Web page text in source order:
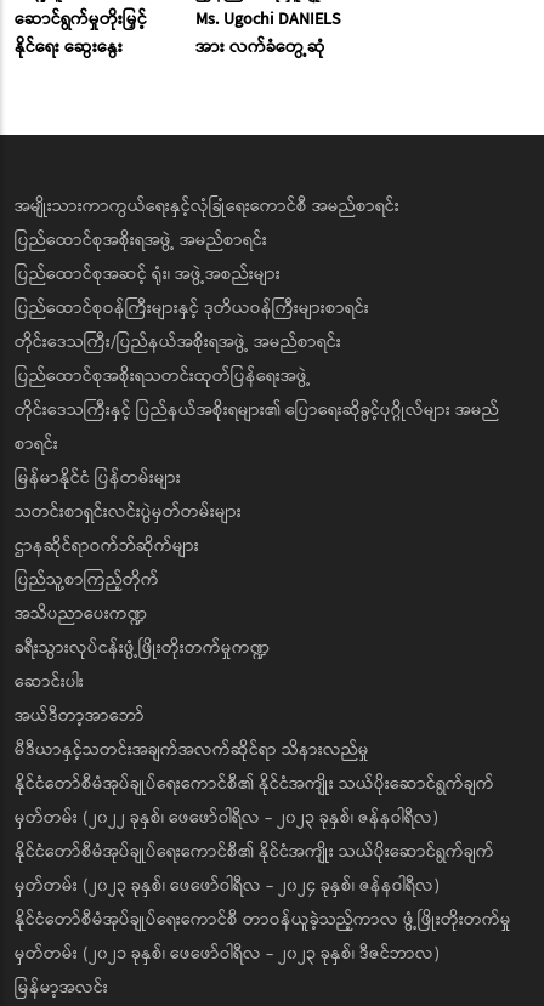
ဆောင်ရွက်မှုတိုးမြှင့်
နိုင်ရေး ဆွေးနွေး
Ms. Ugochi DANIELS
အား လက်ခံတွေ့ဆုံ
အမျိုးသားကာကွယ်ရေးနှင့်လုံခြုံရေးကောင်စီ အမည်စာရင်း
ပြည်ထောင်စုအစိုးရအဖွဲ့ အမည်စာရင်း
ပြည်ထောင်စုအဆင့် ရုံး၊ အဖွဲ့အစည်းများ
ပြည်ထောင်စုဝန်ကြီးများနှင့် ဒုတိယဝန်ကြီးများစာရင်း
တိုင်းဒေသကြီး/ပြည်နယ်အစိုးရအဖွဲ့ အမည်စာရင်း
ပြည်ထောင်စုအစိုးရသတင်းထုတ်ပြန်ရေးအဖွဲ့
တိုင်းဒေသကြီးနှင့် ပြည်နယ်အစိုးရများ၏ ပြောရေးဆိုခွင့်ပုဂ္ဂိုလ်များ အမည်
စာရင်း
မြန်မာနိုင်ငံ ပြန်တမ်းများ
သတင်းစာရှင်းလင်းပွဲမှတ်တမ်းများ
ဌာနဆိုင်ရာဝက်ဘ်ဆိုက်များ
ပြည်သူ့စာကြည့်တိုက်
အသိပညာပေးကဏ္ဍ
ခရီးသွားလုပ်ငန်းဖွံ့ဖြိုးတိုးတက်မှုကဏ္ဍ
ဆောင်းပါး
အယ်ဒီတာ့အာဘော်
မီဒီယာနှင့်သတင်းအချက်အလက်ဆိုင်ရာ သိနားလည်မှု
နိုင်ငံတော်စီမံအုပ်ချုပ်ရေးကောင်စီ၏ နိုင်ငံအကျိုး သယ်ပိုးဆောင်ရွက်ချက်
မှတ်တမ်း (၂၀၂၂ ခုနှစ်၊ ဖေဖော်ဝါရီလ - ၂၀၂၃ ခုနှစ်၊ ဇန်နဝါရီလ)
နိုင်ငံတော်စီမံအုပ်ချုပ်ရေးကောင်စီ၏ နိုင်ငံအကျိုး သယ်ပိုးဆောင်ရွက်ချက်
မှတ်တမ်း (၂၀၂၃ ခုနှစ်၊ ဖေဖော်ဝါရီလ - ၂၀၂၄ ခုနှစ်၊ ဇန်နဝါရီလ)
နိုင်ငံတော်စီမံအုပ်ချုပ်ရေးကောင်စီ တာဝန်ယူခဲ့သည့်ကာလ ဖွံ့ဖြိုးတိုးတက်မှု
မှတ်တမ်း (၂၀၂၁ ခုနှစ်၊ ဖေဖော်ဝါရီလ - ၂၀၂၃ ခုနှစ်၊ ဒီဇင်ဘာလ)
မြန်မာ့အလင်း